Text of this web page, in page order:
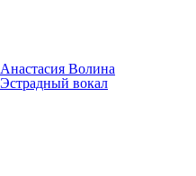
Анастасия Волина
Эстрадный вокал